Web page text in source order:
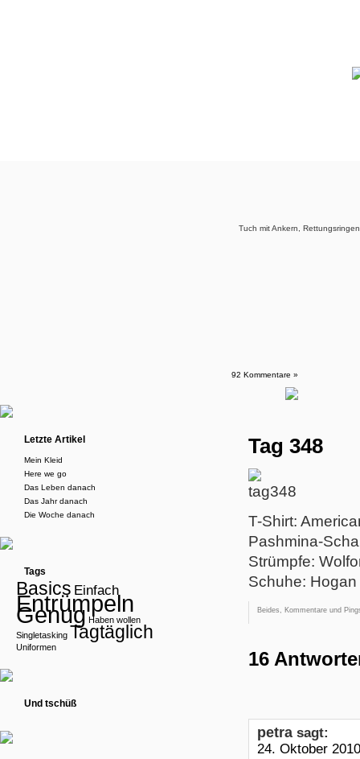
Tuch mit Ankern,
92 Kommentare »
Tag 348
T-Shirt:
Pashmina-
Strümpfe:
Schuhe: Hogan
Beides, Kommentare und
16
petra sagt:
24. Oktober
Letzte Artikel
Mein Kleid
Here we go
Das Leben danach
Das Jahr danach
Die Woche danach
Tags
Basics Einfach
Entrümpeln
Genug Haben wollen
Singletasking Tagtäglich
Uniformen
Und tschüß